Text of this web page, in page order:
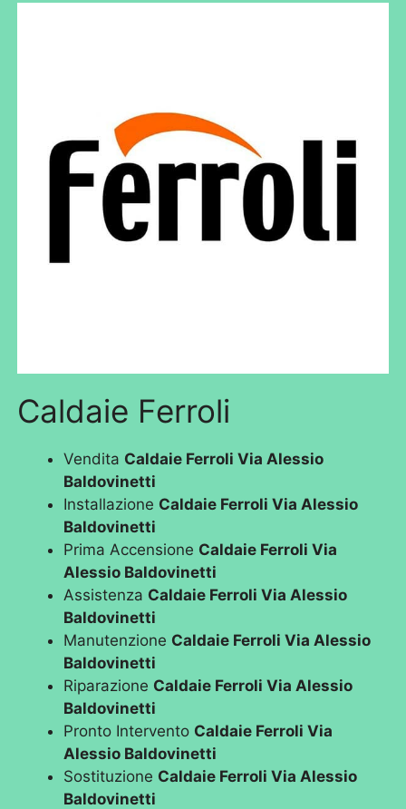
Caldaie Ferroli
Vendita Caldaie Ferroli Via Alessio
Baldovinetti
Installazione Caldaie Ferroli Via Alessio
Baldovinetti
Prima Accensione Caldaie Ferroli Via
Alessio Baldovinetti
Assistenza Caldaie Ferroli Via Alessio
Baldovinetti
Manutenzione Caldaie Ferroli Via Alessio
Baldovinetti
Riparazione Caldaie Ferroli Via Alessio
Baldovinetti
Pronto Intervento Caldaie Ferroli Via
Alessio Baldovinetti
Sostituzione Caldaie Ferroli Via Alessio
Baldovinetti